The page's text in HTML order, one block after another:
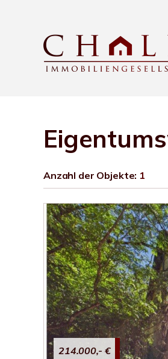
Anzahl der Objekte: 1
214.000,- €